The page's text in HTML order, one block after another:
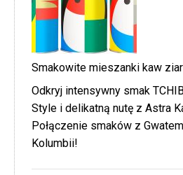
Smakowite mieszanki kaw
Odkryj intensywny smak
Style i delikatną nutę z Astra
Połączenie smaków z
Kolumbii!